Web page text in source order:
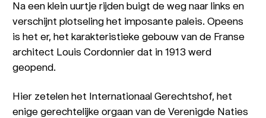
Na een klein uurtje rijden buigt de weg naar links en
verschijnt plotseling het imposante paleis. Opeens
is het er, het karakteristieke gebouw van de Franse
architect Louis Cordonnier dat in 1913 werd
geopend.
Hier zetelen het Internationaal Gerechtshof, het
enige gerechtelijke orgaan van de Verenigde Naties